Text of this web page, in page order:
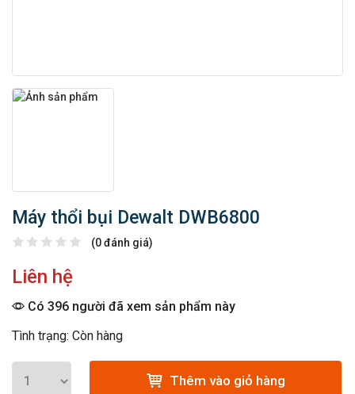
Máy thổi bụi Dewalt DWB6800
(0 đánh giá)
Liên hệ
Có 396 người đã xem sản phẩm này
Tình trạng: Còn hàng
Thêm vào giỏ hàng